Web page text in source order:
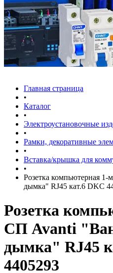
Главная страница
•
Каталог
•
Электроустановочные
•
Рамки, декоративные
•
Вставка/крышка для
•
Розетка компьютерная
дымка" RJ45 кат.6 DKC
Розетка
СП Avanti
дымка" RJ45
4405293